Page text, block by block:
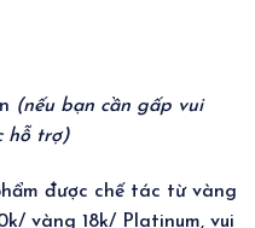
(nếu bạn cần gấp vui
hỗ trợ)
được chế tác từ vàng
vàng 18k/ Platinum, vui